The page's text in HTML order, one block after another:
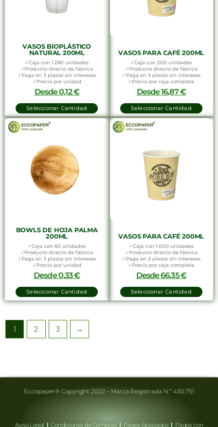
VASOS BIOPLÁSTICO
NATURAL 200ML
✓Caja con 1.280 unidades
✓Producto directo de fábrica
✓Paga en 3 plazos sin intereses
✓Precio por unidad
Desde0,12€
Seleccionar Cantidad
VASOS PARA CAFÉ 200ML
✓Caja con 200 unidades
✓Producto directo de fábrica
✓Paga en 3 plazos sin intereses
✓Precio por caja completa
Desde16,87€
Seleccionar Cantidad
BOWLS DE HOJA PALMA
200ML
✓Caja con 60 unidades
✓Producto directo de fábrica
✓Paga en 3 plazos sin intereses
✓Precio por unidad
Desde0,33€
Seleccionar Cantidad
VASOS PARA CAFÉ 200ML
✓Caja con 1.000 unidades
✓Producto directo de fábrica
✓Paga en 3 plazos sin intereses
✓Precio por caja completa
Desde66,35€
Seleccionar Cantidad
1 2 3 →
Eccopaper® Copyright 2022 – Marca Registrada N.º 430.751
Aviso Legal | Condiciones de Compras | Pagos Aplazados | Pagos con